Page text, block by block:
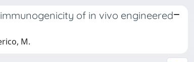
of in vivo engineered
M.